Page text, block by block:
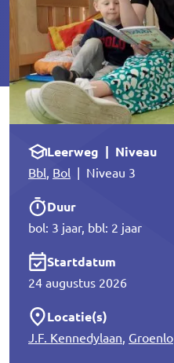
Leerweg | Niveau
Bbl, Bol | Niveau 3
Duur
bol: 3 jaar, bbl: 2 jaar
Startdatum
24 augustus 2026
Locatie(s)
J.F. Kennedylaan, Groenlo